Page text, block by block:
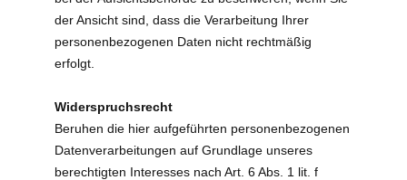
der Ansicht sind, dass die Verarbeitung Ihrer
personenbezogenen Daten nicht rechtmäßig
erfolgt.
Widerspruchsrecht
Beruhen die hier aufgeführten personenbezogenen
Datenverarbeitungen auf Grundlage unseres
berechtigten Interesses nach Art. 6 Abs. 1 lit. f